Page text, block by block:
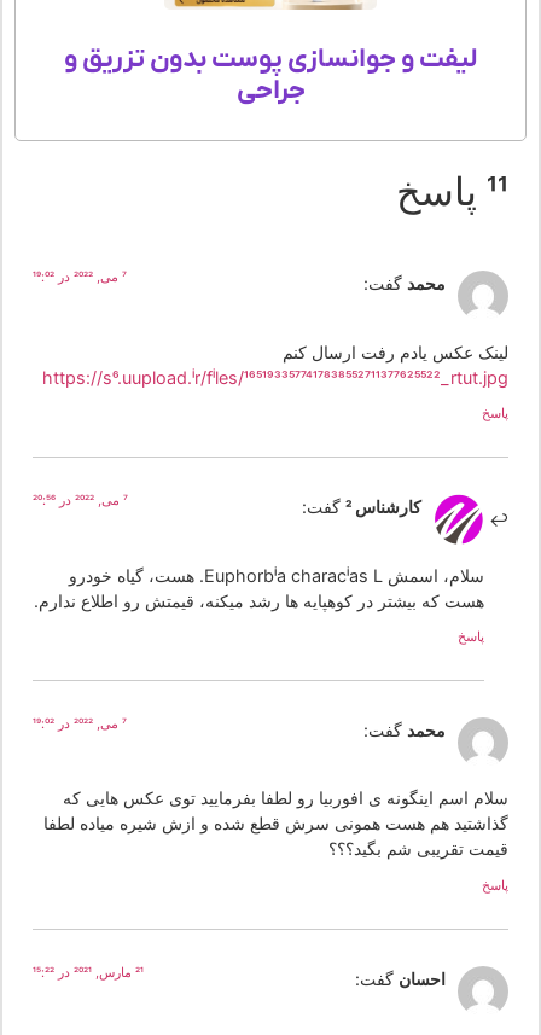
لیفت و جوانسازی پوست بدون تزریق و
جراحی
محمد گفت:
عکس یادم رفت ارسال کنم
https://s6.uupload.ir/files/
کارشناس 2 گفت:
سلام، اسمش Euphorbia characias L. هست، گیاه خودرو
هست که بیشتر در کوهپایه ها رشد میکنه، قیمتش رو اطلاع ندارم.
محمد گفت:
اسم اینگونه ی افوربیا رو لطفا بفرمایید توی عکس هایی که
هم هست همونی سرش قطع شده و ازش شیره میاده لطفا
تقریبی شم بگید؟؟؟
احسان گفت: